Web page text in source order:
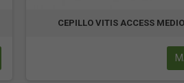
CEPILLO VITIS ACCESS MEDIO